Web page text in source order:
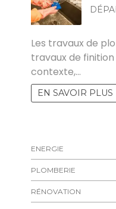
Les travaux de
travaux de
contexte,…
EN SAVOIR PLUS
ENERGIE
PLOMBERIE
RÉNOVATION